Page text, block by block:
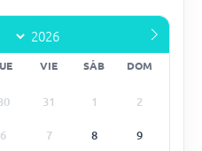
VIE SÁB DOM
31 1 2
6 7 8 9